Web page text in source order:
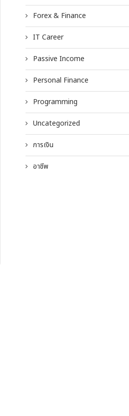
Forex & Finance
IT Career
Passive Income
Personal Finance
Programming
Uncategorized
การเงิน
อาชีพ